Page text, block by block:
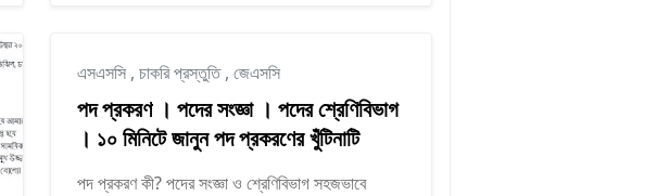
এসএসসি , চাকরি প্রস্তুতি, জেএসসি
পদ প্রকরণ । পদের সংজ্ঞা । পদের শ্রেণিবিভাগ
। ১০ মিনিটে জানুন পদ প্রকরণের খুঁটিনাটি
পদ প্রকরণ কী? পদের সংজ্ঞা ও শ্রেণিবিভাগ সহজভাবে